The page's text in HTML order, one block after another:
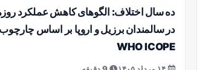
ده سال اختلاف: الگوهای کاهش عملکرد
در سالمندان برزیل و اروپا بر اساس چارچوب
WHO ICOPE